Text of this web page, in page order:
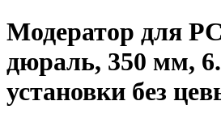
Модератор для
дюраль, 350 мм,
установки без